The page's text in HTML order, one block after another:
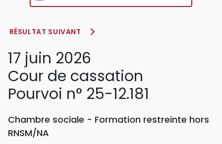
RÉSULTAT SUIVANT
17 juin 2026
Cour de cassation
Pourvoi n° 25-12.181
Chambre sociale - Formation restreinte hors
RNSM/NA